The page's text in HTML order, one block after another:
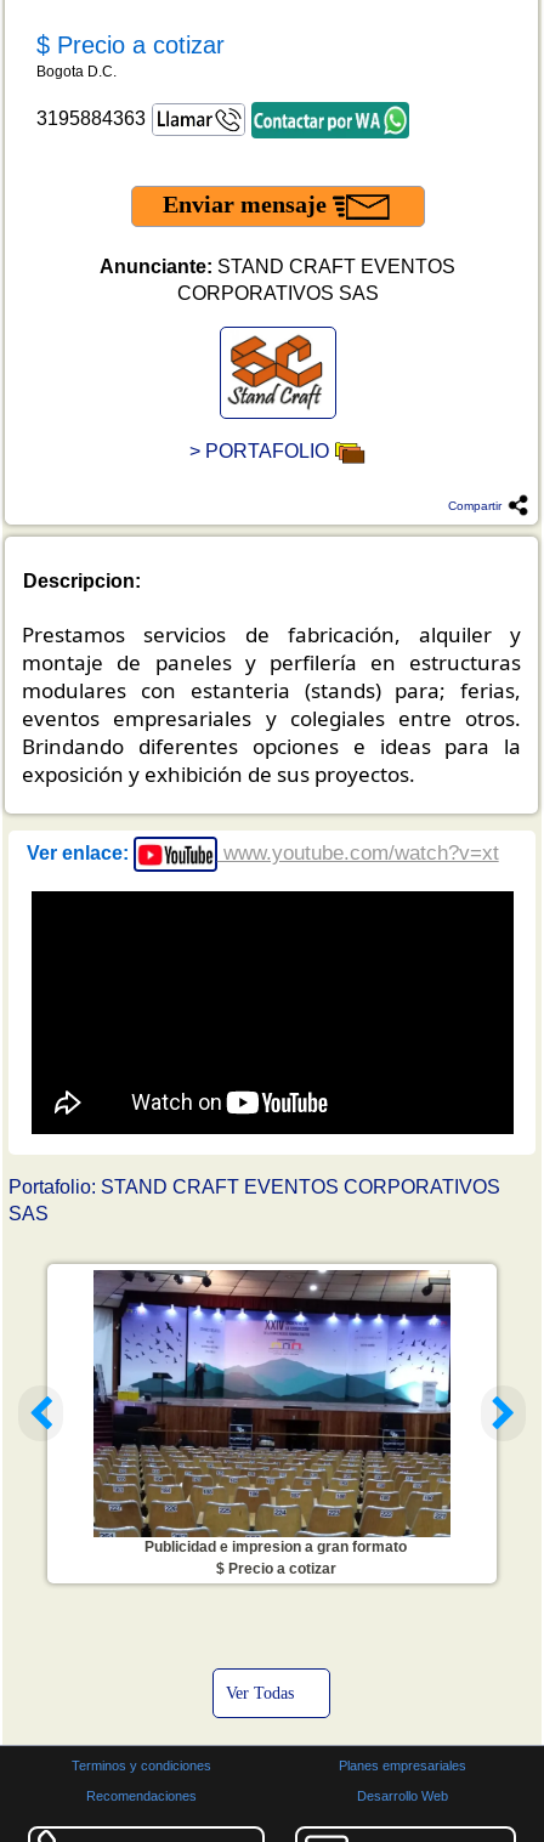
$ Precio a cotizar
Bogota D.C.
3195884363
Enviar mensaje
Anunciante: STAND CRAFT EVENTOS
CORPORATIVOS SAS
> PORTAFOLIO
Compartir
Descripcion:
Prestamos servicios de fabricación, alquiler y
montaje de paneles y perfilería en estructuras
modulares con estanteria (stands) para; ferias,
eventos empresariales y colegiales entre otros.
Brindando diferentes opciones e ideas para la
exposición y exhibición de sus proyectos.
Ver enlace: www.youtube.com/watch?v=xt
Portafolio: STAND CRAFT EVENTOS CORPORATIVOS
SAS
Publicidad e impresion a gran formato
$ Precio a cotizar
Ver Todas
Terminos y condiciones
Recomendaciones
Planes empresariales
Desarrollo Web